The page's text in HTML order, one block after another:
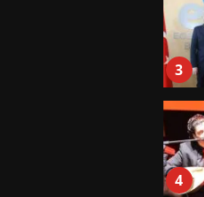
3
4